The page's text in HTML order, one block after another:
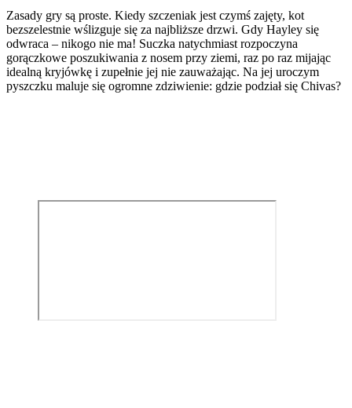
Zasady gry są proste. Kiedy szczeniak jest czymś zajęty, kot
bezszelestnie wślizguje się za najbliższe drzwi. Gdy Hayley się
odwraca – nikogo nie ma! Suczka natychmiast rozpoczyna
gorączkowe poszukiwania z nosem przy ziemi, raz po raz mijając
idealną kryjówkę i zupełnie jej nie zauważając. Na jej uroczym
pyszczku maluje się ogromne zdziwienie: gdzie podział się Chivas?